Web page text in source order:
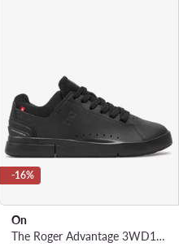
-16%
On
The Roger Advantage 3WD10650485 · Sneakers